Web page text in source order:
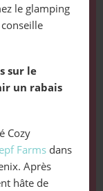
le glamping
sur le
un rabais
Cozy
Farmsdans
Après
hâte de